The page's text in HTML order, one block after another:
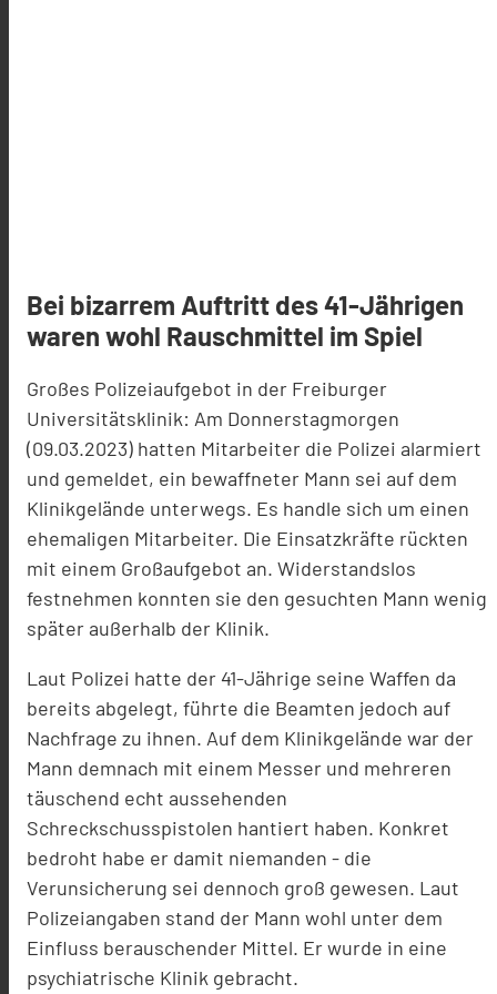
Bei bizarrem Auftritt des 41-Jährigen
waren wohl Rauschmittel im Spiel
Großes Polizeiaufgebot in der Freiburger
Universitätsklinik: Am Donnerstagmorgen
(09.03.2023) hatten Mitarbeiter die Polizei alarmiert
und gemeldet, ein bewaffneter Mann sei auf dem
Klinikgelände unterwegs. Es handle sich um einen
ehemaligen Mitarbeiter. Die Einsatzkräfte rückten
mit einem Großaufgebot an. Widerstandslos
festnehmen konnten sie den gesuchten Mann wenig
später außerhalb der Klinik.
Laut Polizei hatte der 41-Jährige seine Waffen da
bereits abgelegt, führte die Beamten jedoch auf
Nachfrage zu ihnen. Auf dem Klinikgelände war der
Mann demnach mit einem Messer und mehreren
täuschend echt aussehenden
Schreckschusspistolen hantiert haben. Konkret
bedroht habe er damit niemanden - die
Verunsicherung sei dennoch groß gewesen. Laut
Polizeiangaben stand der Mann wohl unter dem
Einfluss berauschender Mittel. Er wurde in eine
psychiatrische Klinik gebracht.